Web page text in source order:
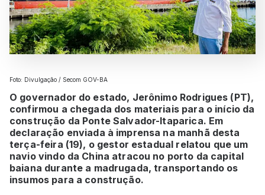
Foto: Divulgação / Secom GOV-BA
O governador do estado, Jerônimo Rodrigues (PT),
confirmou a chegada dos materiais para o início da
construção da Ponte Salvador-Itaparica. Em
declaração enviada à imprensa na manhã desta
terça-feira (19), o gestor estadual relatou que um
navio vindo da China atracou no porto da capital
baiana durante a madrugada, transportando os
insumos para a construção.